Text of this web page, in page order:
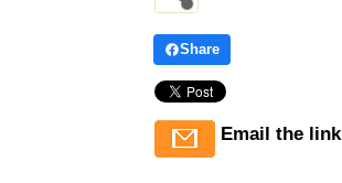
Share
Email the link